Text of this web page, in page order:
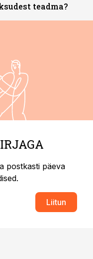
teadma?
postkasti päeva
Liitun